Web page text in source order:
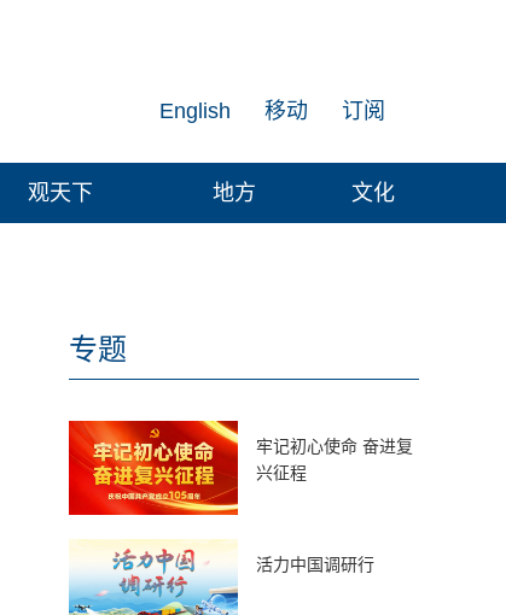
订阅
移动
English
观天下 地方 文化
专题
牢记初心使命 奋进复
兴征程
活力中国调研行